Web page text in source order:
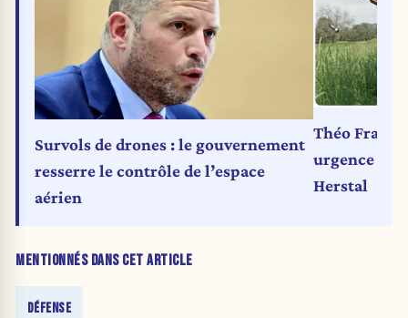
MENTIONNÉS DANS CET ARTICLE
DÉFENSE
Survols de drones : le gouvernement
resserre le contrôle de l’espace
aérien
Théo
urgence
Herstal